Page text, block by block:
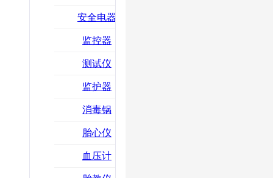
安全电器
监控器
测试仪
监护器
消毒锅
胎心仪
血压计